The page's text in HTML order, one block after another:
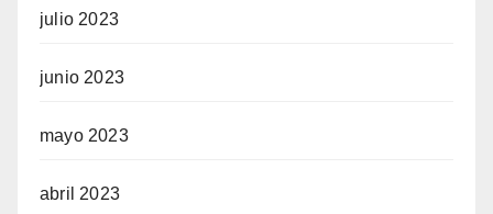
julio 2023
junio 2023
mayo 2023
abril 2023